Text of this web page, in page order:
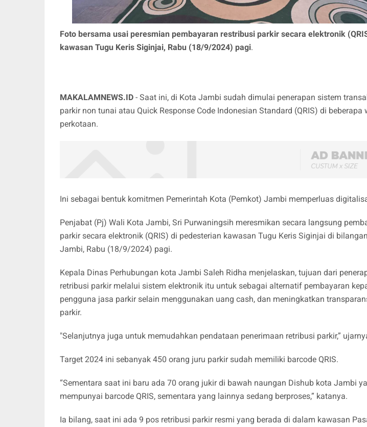
Foto bersama usai peresmian pembayaran restribusi parkir secara elektronik
kawasan Tugu Keris Siginjai, Rabu (18/9/2024) pagi.
MAKALAMNEWS.ID - Saat ini, di Kota Jambi sudah dimulai penerapan sistem
parkir non tunai atau Quick Response Code Indonesian Standard (QRIS) di beberapa
perkotaan.
Ini sebagai bentuk komitmen Pemerintah Kota (Pemkot) Jambi memperluas
Penjabat (Pj) Wali Kota Jambi, Sri Purwaningsih meresmikan secara langsung
parkir secara elektronik (QRIS) di pedesterian kawasan Tugu Keris Siginjai di
Jambi, Rabu (18/9/2024) pagi.
Kepala Dinas Perhubungan kota Jambi Saleh Ridha menjelaskan, tujuan dari
retribusi parkir melalui sistem elektronik itu untuk sebagai alternatif pembayaran
pengguna jasa parkir selain menggunakan uang cash, dan meningkatkan
parkir.
"Selanjutnya juga untuk memudahkan pendataan penerimaan retribusi parkir,”
Target 2024 ini sebanyak 450 orang juru parkir sudah memiliki barcode QRIS.
“Sementara saat ini baru ada 70 orang jukir di bawah naungan Dishub kota Jambi
mempunyai barcode QRIS, sementara yang lainnya sedang berproses,” katanya.
Ia bilang, saat ini ada 9 pos retribusi parkir resmi yang berada di dalam kawasan